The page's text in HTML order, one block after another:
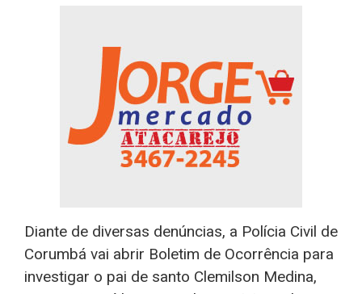
Diante de diversas denúncias, a Polícia Civil de
Corumbá vai abrir Boletim de Ocorrência para
investigar o pai de santo Clemilson Medina,